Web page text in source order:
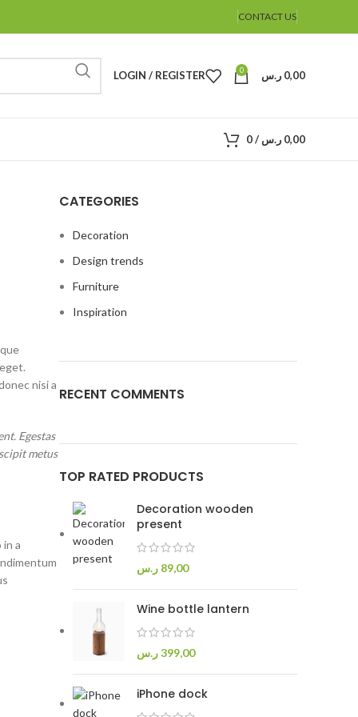
CONTACT US
LOGIN / REGISTER 0 0,00 ر.س
0/ 0,00 ر.س
nisi a
Egestas
metus
a
CATEGORIES
Decoration
Design trends
Furniture
Inspiration
RECENT COMMENTS
TOP RATED PRODUCTS
Decoration wooden
present
89,00 ر.س
Wine bottle lantern
399,00ر.س
iPhone dock